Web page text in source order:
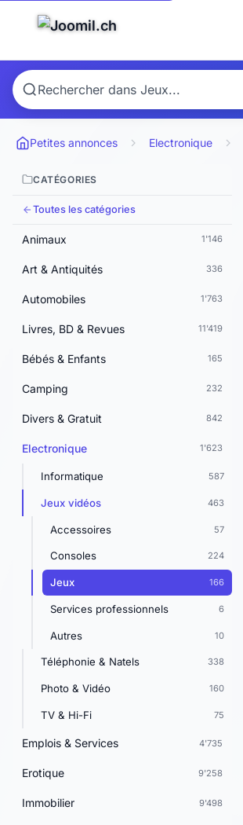
Petites annonces Electronique
CATÉGORIES
Toutes les catégories
Animaux 1'146
Art & Antiquités 336
Automobiles 1'763
Livres, BD & Revues 11'419
Bébés & Enfants 165
Camping 232
Divers & Gratuit 842
Electronique 1'623
Informatique 587
Jeux vidéos 463
Accessoires 57
Consoles 224
Jeux 166
Services professionnels 6
Autres 10
Téléphonie & Natels 338
Photo & Vidéo 160
TV & Hi-Fi 75
Emplois & Services 4'735
Erotique 9'258
Immobilier 9'498